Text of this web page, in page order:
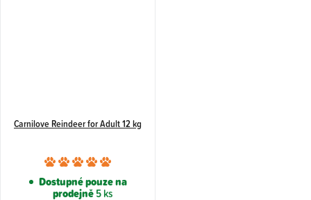
Carnilove Reindeer for Adult 12 kg
Průměrné
hodnocení
produktu
Dostupné pouze na
prodejně5 ks